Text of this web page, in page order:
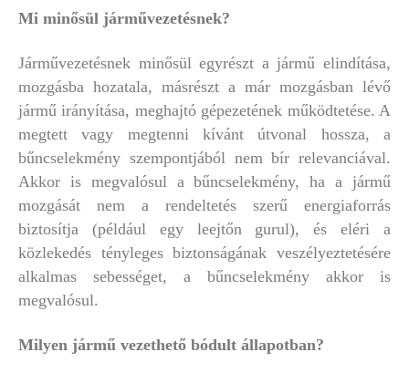
Mi minősül járművezetésnek?
Járművezetésnek minősül egyrészt a jármű elindítása,
mozgásba hozatala, másrészt a már mozgásban lévő
jármű irányítása, meghajtó gépezetének működtetése. A
megtett vagy megtenni kívánt útvonal hossza, a
bűncselekmény szempontjából nem bír relevanciával.
Akkor is megvalósul a bűncselekmény, ha a jármű
mozgását nem a rendeltetés szerű energiaforrás
biztosítja (például egy leejtőn gurul), és eléri a
közlekedés tényleges biztonságának veszélyeztetésére
alkalmas sebességet, a bűncselekmény akkor is
megvalósul.
Milyen jármű vezethető bódult állapotban?